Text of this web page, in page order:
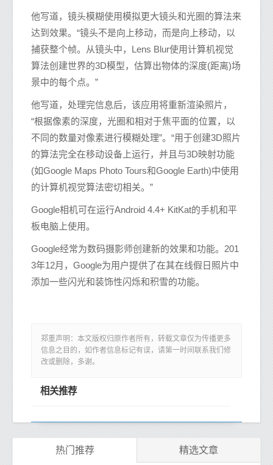
他写道，镜头模糊使用模拟更大镜头和光圈的算法来
达到效果。“镜头不是向上移动，而是向上移动，以
捕获整个帧。从镜头中，Lens Blur使用计算机视觉
算法创建世界的3D模型，估算出物体的深度(距离)场
景中的每个点。”
他写道，处理完信息后，该应用将重新渲染照片，
“根据像素的深度，光圈和相对于焦平面的位置，以
不同的数量对像素进行模糊处理”。“用于创建3D照片
的算法完全在移动设备上运行，并且与3D映射功能
(如Google Maps Photo Tours和Google Earth)中使用
的计算机视觉算法密切相关。”
Google相机可在运行Android 4.4+ KitKat的手机和平
板电脑上使用。
Google经常为数码摄影师创建新的效果和功能。201
3年12月，Google为用户提供了在其在线假日照片中
添加一些闪光和装饰性闪烁和积雪的功能。
郑重声明：本文版权归原作者所有，转载文章仅为传播更多
信息之目的，如作者信息标记有误，请第一时间联系我们修
改或删除，多谢。
相关推荐
热门推荐 精选文章